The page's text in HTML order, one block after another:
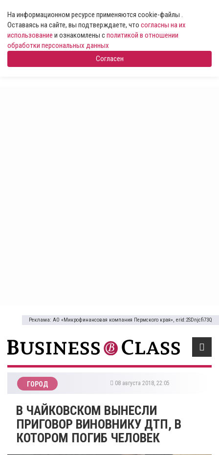
На информационном ресурсе применяются cookie-файлы .
Оставаясь на сайте, вы подтверждаете, что согласны на их
использование и ознакомлены сполитикой в отношении
обработки персональных данных
Согласен
Реклама: АО «Микрофинансовая компания Пермского края», erid:2SDnjcfi73Q
ГОРОД 08 августа 2018, 22:05
​В ЧАЙКОВСКОМ ВЫНЕСЛИ
ПРИГОВОР ВИНОВНИКУ ДТП, В
КОТОРОМ ПОГИБ ЧЕЛОВЕК